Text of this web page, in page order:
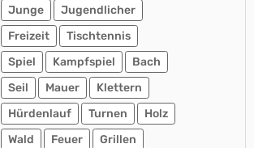
Junge
Jugendlicher
Freizeit
Tischtennis
Spiel
Kampfspiel
Bach
Seil
Mauer
Klettern
Hürdenlauf
Turnen
Holz
Wald
Feuer
Grillen